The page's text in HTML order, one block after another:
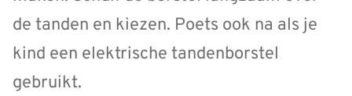
de tanden en kiezen. Poets ook na als je
kind een elektrische tandenborstel
gebruikt.